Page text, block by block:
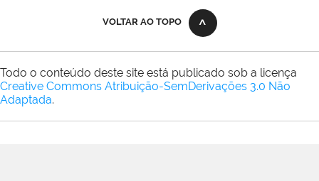
VOLTAR AO TOPO
Todo o conteúdo deste site está publicado sob a licença
Creative Commons Atribuição-SemDerivações 3.0 Não
Adaptada.